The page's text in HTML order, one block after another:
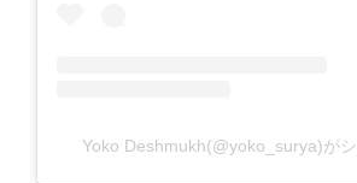
Yoko Deshmukh(@yoko_surya)が